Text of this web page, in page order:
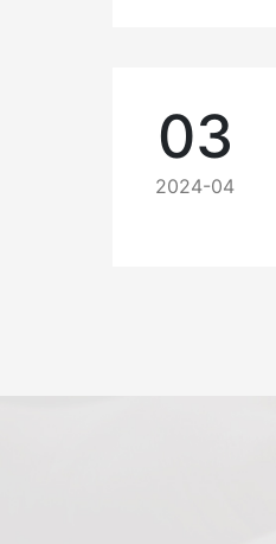
03
2024-04